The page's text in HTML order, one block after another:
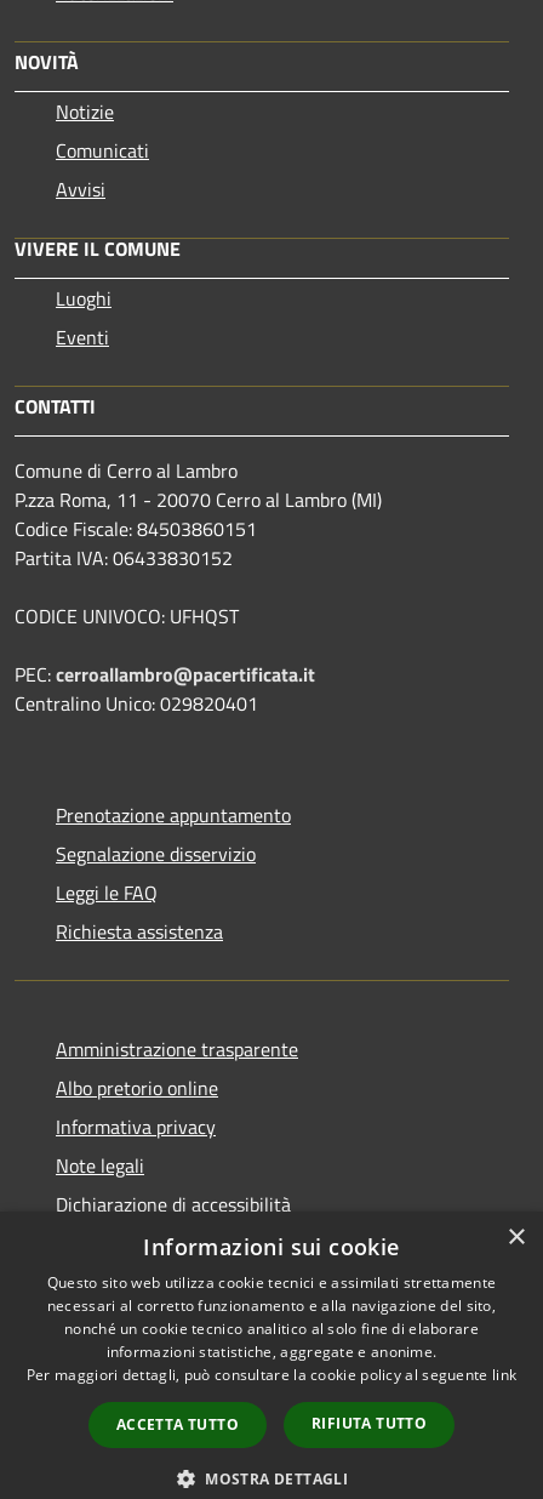
NOVITÀ
Notizie
Comunicati
Avvisi
VIVERE IL COMUNE
Luoghi
Eventi
CONTATTI
Comune di Cerro al Lambro
P.zza Roma, 11 - 20070 Cerro al Lambro (MI)
Codice Fiscale: 84503860151
Partita IVA: 06433830152
CODICE UNIVOCO: UFHQST
PEC:cerroallambro@pacertificata.it
Centralino Unico: 029820401
Prenotazione appuntamento
Segnalazione disservizio
Leggi le FAQ
Richiesta assistenza
Amministrazione trasparente
Albo pretorio online
Informativa privacy
Note legali
Dichiarazione di accessibilità
Accessibilità
Privacy
Mappa del sito
Copyright © 2026 • Comune di
Cerro al Lambro • Powered by
Municipium•Accesso
redazione
×
Informazioni sui cookie
Questo sito web utilizza cookie tecnici e assimilati strettamente
necessari al corretto funzionamento e alla navigazione del sito,
nonché un cookie tecnico analitico al solo fine di elaborare
informazioni statistiche, aggregate e anonime.
Per maggiori dettagli, può consultare la cookie policy al seguente link
ACCETTA TUTTO RIFIUTA TUTTO
MOSTRA DETTAGLI